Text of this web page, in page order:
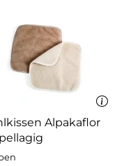
Alpakaflor